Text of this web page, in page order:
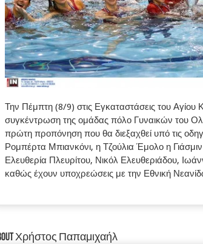
Την Πέμπτη (8/9) στις Εγκαταστάσεις του
συγκέντρωση της ομάδας πόλο Γυναικών του
πρώτη προπόνηση που θα διεξαχθεί υπό τις
Ρομπέρτα Μπιανκόνι, η Τζούλια Έμολο η
Ελευθερία Πλευρίτου, Νικόλ Ελευθεριάδου,
καθώς έχουν υποχρεώσεις με την Εθνική
Χρήστος Παπαμιχαήλ